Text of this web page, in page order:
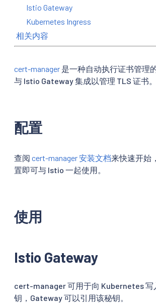
Istio Gateway
Kubernetes Ingress
相关内容
cert-manager 是一种自动执行证书管理
与 Istio Gateway 集成以管理 TLS 证书。
配置
查阅 cert-manager 安装文档来快速开始
置即可与 Istio 一起使用。
使用
Istio Gateway
cert-manager 可用于向 Kubernetes 写
钥，Gateway 可以引用该秘钥。